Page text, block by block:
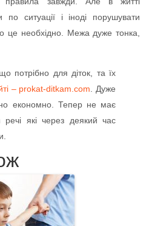
по ситуації і іноді порушувати
це необхідно. Межа дуже тонка,
потрібно для діток, та їх
– prokat-ditkam.com . Дуже
економно. Тепер не має
речі які через деякий час